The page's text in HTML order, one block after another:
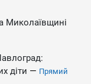
Миколаївщині
діти — Прямий